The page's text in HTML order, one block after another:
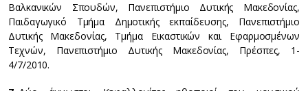
Βαλκανικών Σπουδών, Πανεπιστήμιο Δυτικής Μακεδονίας,
Παιδαγωγικό Τμήμα Δημοτικής εκπαίδευσης, Πανεπιστήμιο
Δυτικής Μακεδονίας, Τμήμα Εικαστικών και Εφαρμοσμένων
Τεχνών, Πανεπιστήμιο Δυτικής Μακεδονίας, Πρέσπες, 1-
4/7/2010.